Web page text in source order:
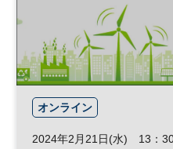
オンライン
2024年2月21日(水) 13：